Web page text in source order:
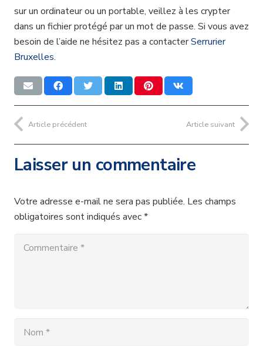
sur un ordinateur ou un portable, veillez à les crypter
dans un fichier protégé par un mot de passe. Si vous avez
besoin de l’aide ne hésitez pas a contacterSerrurier
Bruxelles.
Article précédent Article suivant
Laisser un commentaire
Votre adresse e-mail ne sera pas publiée. Les champs
obligatoires sont indiqués avec*